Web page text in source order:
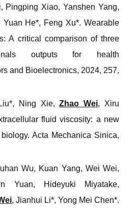
Pingping Xiao, Yanshen Yang,
Yuan He*, Feng Xu*. Wearable
A critical comparison of three
outputs for health
and Bioelectronics, 2024, 257,
Ning Xie,Zhao Wei, Xiru
fluid viscosity: a new
Acta Mechanica Sinica,
Wu, Kuan Yang, Wei Wei,
Yuan, Hideyuki Miyatake,
, Jianhui Li*, Yong Mei Chen*.